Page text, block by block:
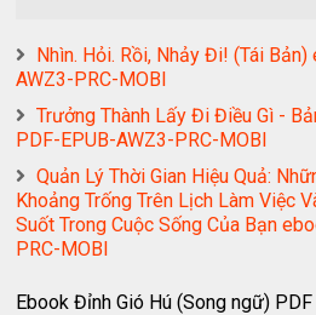
Nhìn. Hỏi. Rồi, Nhảy Đi! (Tái
AWZ3-PRC-MOBI
Trưởng Thành Lấy Đi Điều Gì -
PDF-EPUB-AWZ3-PRC-MOBI
Quản Lý Thời Gian Hiệu Quả:
Khoảng Trống Trên Lịch Làm Việc
Suốt Trong Cuộc Sống Của Bạn
PRC-MOBI
Ebook Đỉnh Gió Hú (Song ngữ)